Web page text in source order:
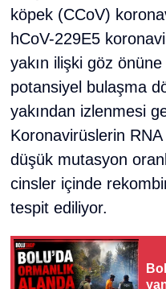
köpek (CCoV)
hCoV-229E5
yakın ilişki göz önüne
potansiyel bulaşma
yakından izlenmesi
Koronavirüslerin
düşük mutasyon
cinsler içinde
tespit ediliyor.